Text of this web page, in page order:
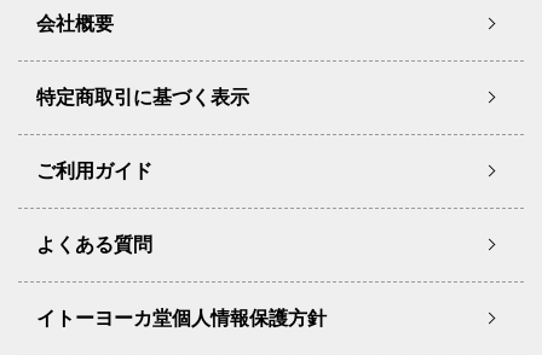
会社概要
特定商取引に基づく表示
ご利用ガイド
よくある質問
イトーヨーカ堂個人情報保護方針